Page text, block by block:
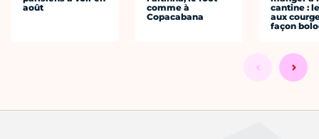
août
comme à
Copacabana
cantine :
aux
façon